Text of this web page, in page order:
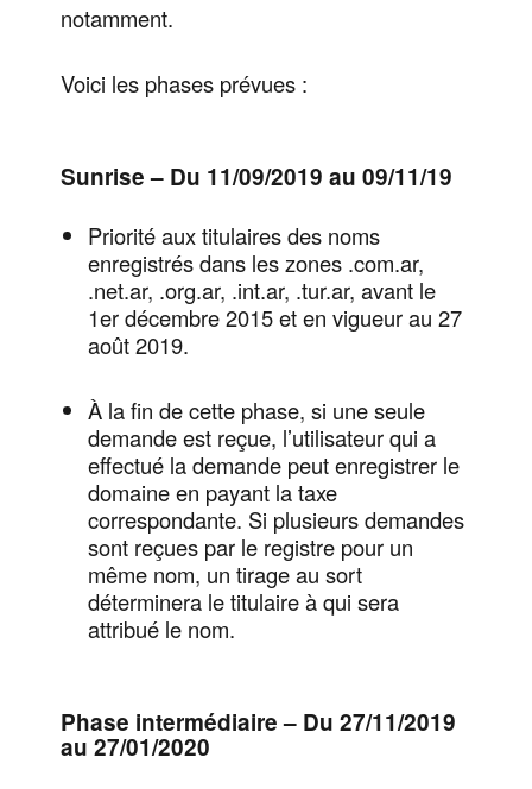
notamment.
Voici les phases prévues :
Sunrise – Du 11/09/2019 au 09/11/19
Priorité aux titulaires des noms
enregistrés dans les zones .com.ar,
.net.ar, .org.ar, .int.ar, .tur.ar, avant le
1er décembre 2015 et en vigueur au 27
août 2019.
À la fin de cette phase, si une seule
demande est reçue, l’utilisateur qui a
effectué la demande peut enregistrer le
domaine en payant la taxe
correspondante. Si plusieurs demandes
sont reçues par le registre pour un
même nom, un tirage au sort
déterminera le titulaire à qui sera
attribué le nom.
Phase intermédiaire – Du 27/11/2019
au 27/01/2020